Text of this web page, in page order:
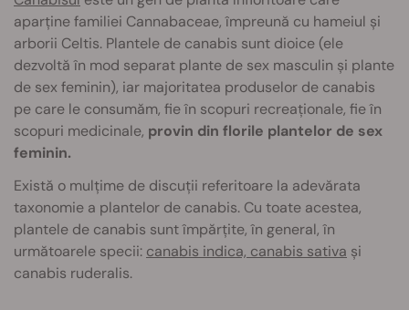
aparține familiei Cannabaceae, împreună cu hameiul și
arborii Celtis. Plantele de canabis sunt dioice (ele
dezvoltă în mod separat plante de sex masculin și plante
de sex feminin), iar majoritatea produselor de canabis
pe care le consumăm, fie în scopuri recreaționale, fie în
scopuri medicinale, provin din florile plantelor de sex
feminin.
Există o mulțime de discuții referitoare la adevărata
taxonomie a plantelor de canabis. Cu toate acestea,
plantele de canabis sunt împărțite, în general, în
următoarele specii: canabis indica, canabis sativa și
canabis ruderalis.